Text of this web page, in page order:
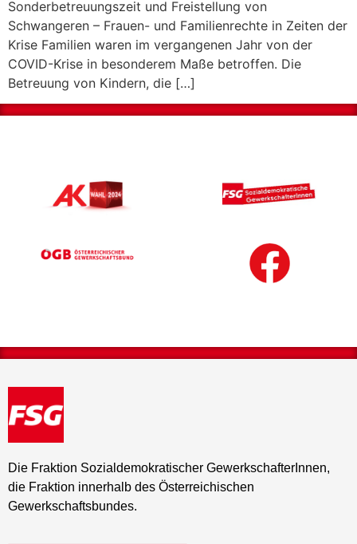
Sonderbetreuungszeit und Freistellung von
Schwangeren – Frauen- und Familienrechte in Zeiten der
Krise Familien waren im vergangenen Jahr von der
COVID-Krise in besonderem Maße betroffen. Die
Betreuung von Kindern, die […]
Die Fraktion Sozialdemokratischer GewerkschafterInnen,
die Fraktion innerhalb des Österreichischen
Gewerkschaftsbundes.